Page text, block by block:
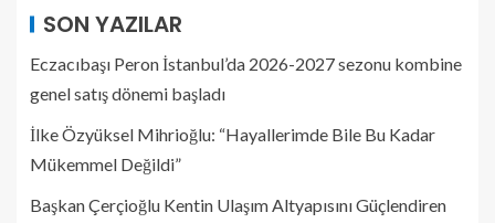
SON YAZILAR
Eczacıbaşı Peron İstanbul’da 2026-2027 sezonu kombine
genel satış dönemi başladı
İlke Özyüksel Mihrioğlu: “Hayallerimde Bile Bu Kadar
Mükemmel Değildi”
Başkan Çerçioğlu Kentin Ulaşım Altyapısını Güçlendiren